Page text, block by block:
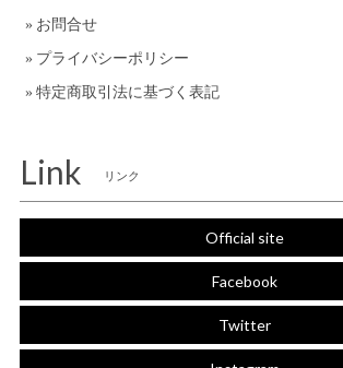
お問合せ
プライバシーポリシー
特定商取引法に基づく表記
Link リンク
Official site
Facebook
Twitter